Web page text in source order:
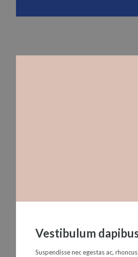
Vestibulum
Suspendisse nec egestas ac,